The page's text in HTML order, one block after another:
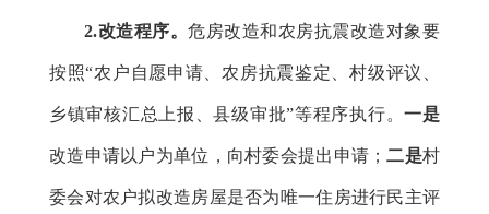
2.改造程序。危房改造和农房抗震改造对象要
按照“农户自愿申请、农房抗震鉴定、村级评议、
乡镇审核汇总上报、县级审批”等程序执行。一是
改造申请以户为单位，向村委会提出申请；二是村
委会对农户拟改造房屋是否为唯一住房进行民主评